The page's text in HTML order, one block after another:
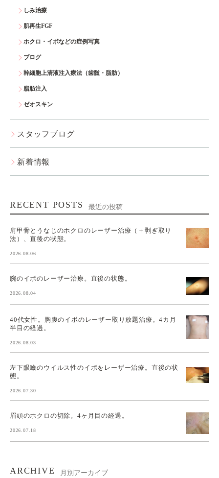
しみ治療
肌再生FGF
ホクロ・イボなどの症例写真
ブログ
幹細胞上清液注入療法（歯髄・脂肪）
脂肪注入
ゼオスキン
スタッフブログ
新着情報
RECENT POSTS 最近の投稿
肩甲骨とうなじのホクロのレーザー治療（＋剥ぎ取り
法）、直後の状態。
2026.08.06
腕のイボのレーザー治療。直後の状態。
2026.08.04
40代女性。胸腹のイボのレーザー取り放題治療。4カ月
半目の経過。
2026.08.03
左下眼瞼のウイルス性のイボをレーザー治療。直後の状
態。
2026.07.30
眉頭のホクロの切除。4ヶ月目の経過。
2026.07.18
ARCHIVE 月別アーカイブ